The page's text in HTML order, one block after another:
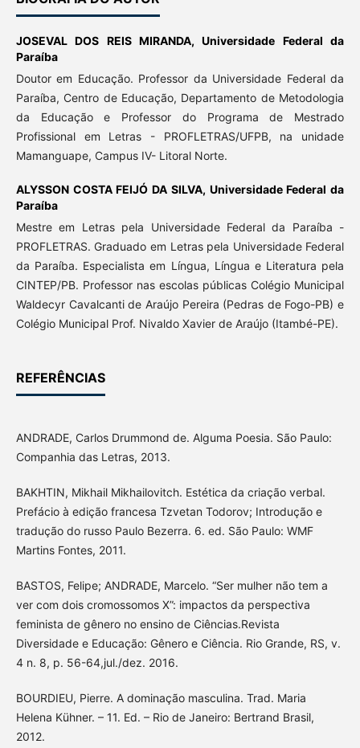
JOSEVAL DOS REIS MIRANDA,Universidade Federal da
Paraíba
Doutor em Educação. Professor da Universidade Federal da
Paraíba, Centro de Educação, Departamento de Metodologia
da Educação e Professor do Programa de Mestrado
Profissional em Letras - PROFLETRAS/UFPB, na unidade
Mamanguape, Campus IV- Litoral Norte.
ALYSSON COSTA FEIJÓ DA SILVA, Universidade Federal da
Paraíba
Mestre em Letras pela Universidade Federal da Paraíba -
PROFLETRAS. Graduado em Letras pela Universidade Federal
da Paraíba. Especialista em Língua, Língua e Literatura pela
CINTEP/PB. Professor nas escolas públicas Colégio Municipal
Waldecyr Cavalcanti de Araújo Pereira (Pedras de Fogo-PB) e
Colégio Municipal Prof. Nivaldo Xavier de Araújo (Itambé-PE).
REFERÊNCIAS
ANDRADE, Carlos Drummond de. Alguma Poesia. São Paulo:
Companhia das Letras, 2013.
BAKHTIN, Mikhail Mikhailovitch. Estética da criação verbal.
Prefácio à edição francesa Tzvetan Todorov; Introdução e
tradução do russo Paulo Bezerra. 6. ed. São Paulo: WMF
Martins Fontes, 2011.
BASTOS, Felipe; ANDRADE, Marcelo. “Ser mulher não tem a
ver com dois cromossomos X”: impactos da perspectiva
feminista de gênero no ensino de Ciências.Revista
Diversidade e Educação: Gênero e Ciência. Rio Grande, RS, v.
4 n. 8, p. 56-64,jul./dez. 2016.
BOURDIEU, Pierre. A dominação masculina. Trad. Maria
Helena Kühner. – 11. Ed. – Rio de Janeiro: Bertrand Brasil,
2012.